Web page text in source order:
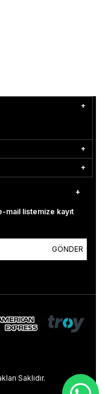
mail listemize kayıt
GÖNDER
Saklıdır.